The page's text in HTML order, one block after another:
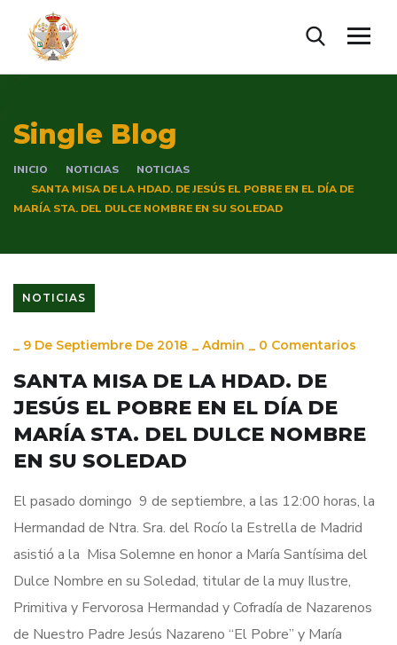
Single Blog
INICIO NOTICIAS
NOTICIAS
SANTA MISA DE LA HDAD. DE JESÚS EL POBRE EN EL DÍA DE
MARÍA STA. DEL DULCE NOMBRE EN SU SOLEDAD
NOTICIAS
9 De Septiembre De 2018 Admin 0 Comentarios
SANTA MISA DE LA HDAD. DE
JESÚS EL POBRE EN EL DÍA DE
MARÍA STA. DEL DULCE NOMBRE
EN SU SOLEDAD
El pasado domingo 9 de septiembre, a las 12:00 horas, la
Hermandad de Ntra. Sra. del Rocío la Estrella de Madrid
asistió a la Misa Solemne en honor a María Santísima del
Dulce Nombre en su Soledad, titular de la muy Ilustre,
Primitiva y Fervorosa Hermandad y Cofradía de Nazarenos
de Nuestro Padre Jesús Nazareno “El Pobre” y María